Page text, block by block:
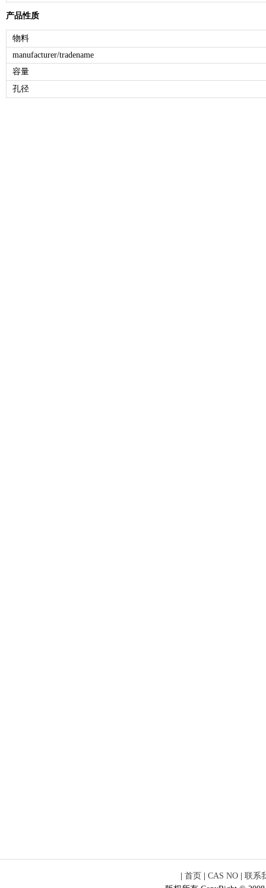
产品性质
物料
manufacturer/tradename
容量
孔径
| 首页 | CAS NO | 联系